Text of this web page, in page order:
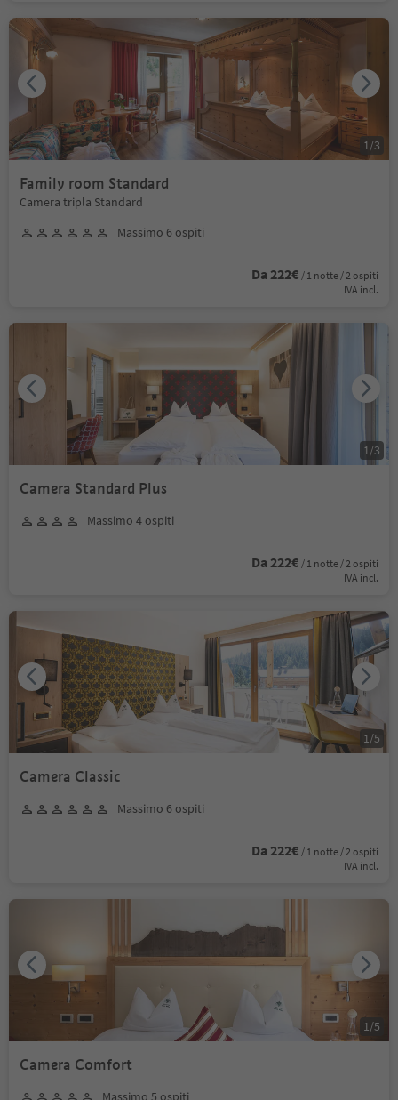
Family room Standard
Camera tripla Standard
Massimo 6 ospiti
Da 222€ / 1 notte / 2 ospiti
IVA incl.
1/3
Camera Standard Plus
Massimo 4 ospiti
Da 222€ / 1 notte / 2 ospiti
IVA incl.
1/3
Camera Classic
Massimo 6 ospiti
Da 222€ / 1 notte / 2 ospiti
IVA incl.
1/5
Camera Comfort
Massimo 5 ospiti
1/5